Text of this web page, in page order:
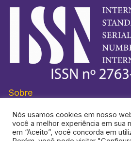
Sobre
Nós usamos cookies em nosso
você a melhor experiência em sua
em “Aceito”, você concorda em